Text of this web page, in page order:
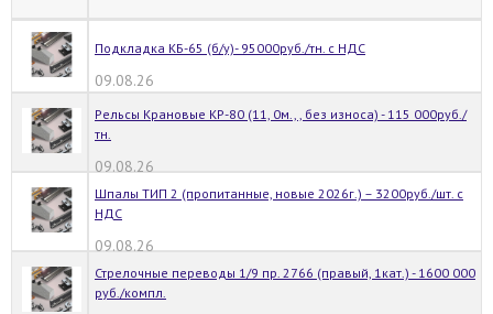
Подкладка КБ-65 (б/у)- 95000руб./тн. с НДС
09.08.26
Рельсы Крановые КР-80 (11, 0м., , без износа) - 115 000руб./
тн.
09.08.26
Шпалы ТИП 2 (пропитанные, новые 2026г.) – 3200руб./шт. с
НДС
09.08.26
Стрелочные переводы 1/9 пр. 2766 (правый, 1кат.) - 1600 000
руб./компл.